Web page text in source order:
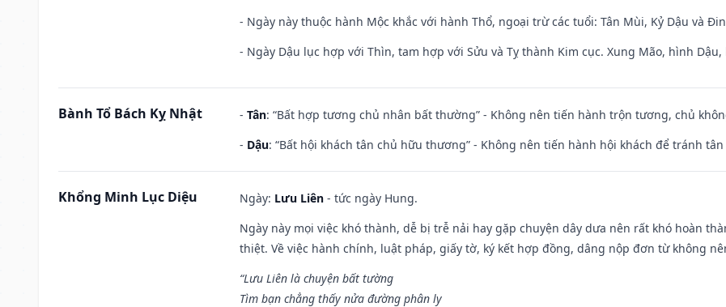
- Ngày này thuộc hành Mộc khắc với hành Thổ, ngoại trừ các tuổi: Tân Mùi, Kỷ Dậu và
- Ngày Dậu lục hợp với Thìn, tam hợp với Sửu và Tỵ thành Kim cục. Xung Mão, hình Dậu,
Bành Tổ Bách Kỵ Nhật - Tân: “Bất hợp tương chủ nhân bất thường” - Không nên tiến hành trộn tương, chủ
- Dậu: “Bất hội khách tân chủ hữu thương” - Không nên tiến hành hội khách để tránh
Khổng Minh Lục Diệu Ngày: Lưu Liên - tức ngày Hung.
Ngày này mọi việc khó thành, dễ bị trễ nải hay gặp chuyện dây dưa nên rất khó hoàn
thiệt. Về việc hành chính, luật pháp, giấy tờ, ký kết hợp đồng, dâng nộp đơn từ không
“Lưu Liên là chuyện bất tường
Tìm bạn chẳng thấy nửa đường phân ly